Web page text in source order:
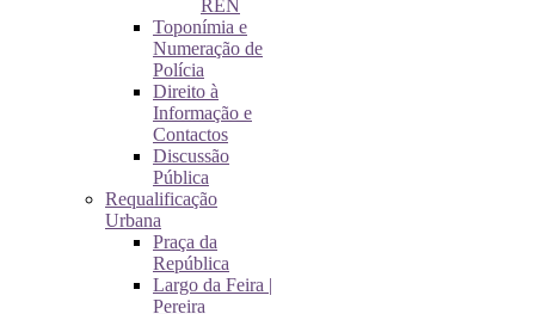
REN
Toponímia e
Numeração de
Polícia
Direito à
Informação e
Contactos
Discussão
Pública
Requalificação
Urbana
Praça da
República
Largo da Feira |
Pereira